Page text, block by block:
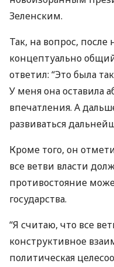
Зеленским.
Так, на вопрос,
концептуально
ответил: “Это была
У меня она оставила
впечатления. А
развиваться
Кроме того, он
все ветви власти
противостояние
государства.
“Я считаю, что все
конструктивное
политическая